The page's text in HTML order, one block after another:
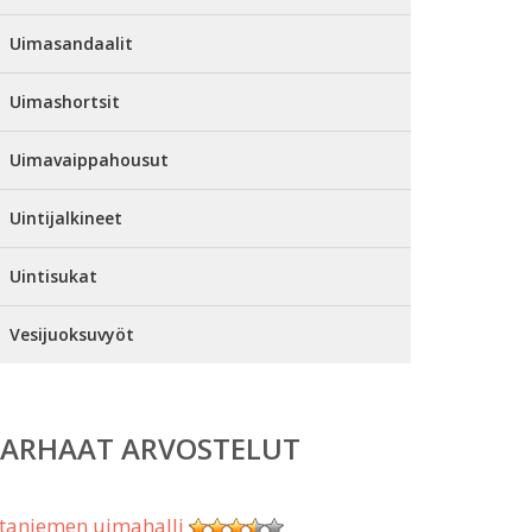
Uimasandaalit
Uimashortsit
Uimavaippahousut
Uintijalkineet
Uintisukat
Vesijuoksuvyöt
ARVOSTELUT
uimahalli